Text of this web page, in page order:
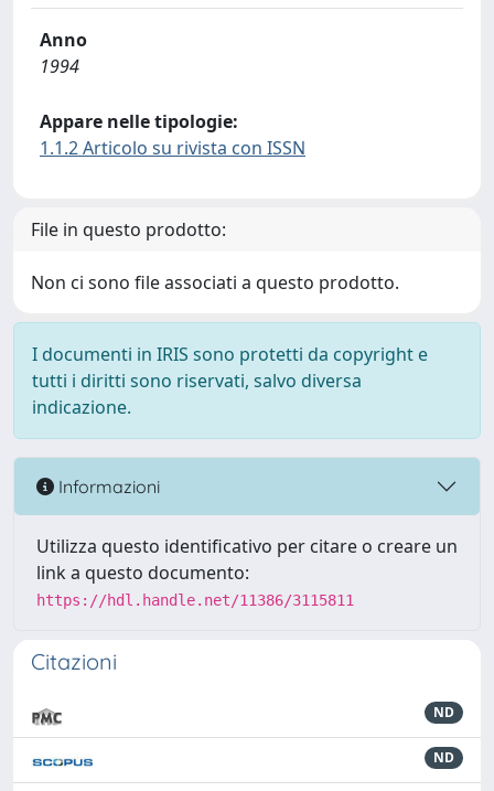
Anno
1994
Appare nelle tipologie:
1.1.2 Articolo su rivista con ISSN
File in questo prodotto:
Non ci sono file associati a questo prodotto.
I documenti in IRIS sono protetti da copyright e
tutti i diritti sono riservati, salvo diversa
indicazione.
Informazioni
Utilizza questo identificativo per citare o creare un
link a questo documento:
https://hdl.handle.net/11386/3115811
Citazioni
ND
ND